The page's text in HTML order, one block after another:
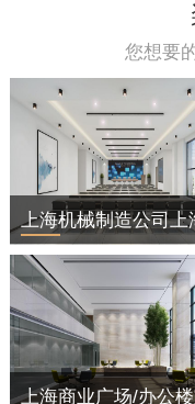
您想要
上海机械制造公司上
浦区办公室装修
上海商业广场/办公